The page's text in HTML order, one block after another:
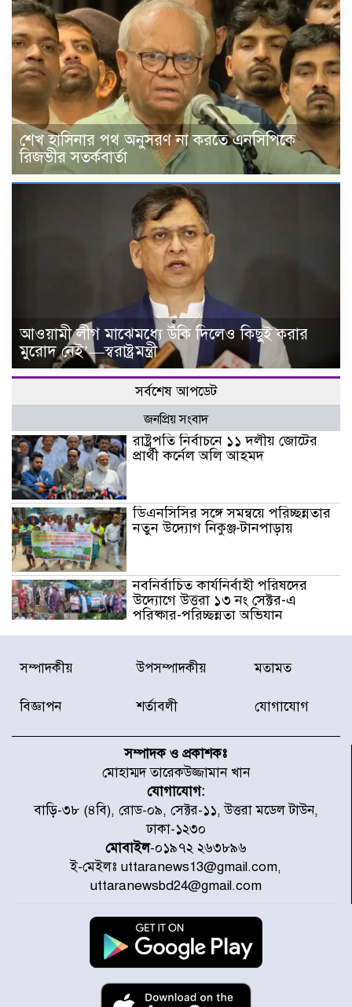
শেখ হাসিনার পথ অনুসরণ না করতে এনসিপিকে
রিজভীর সতর্কবার্তা
আওয়ামী লীগ মাঝেমধ্যে উঁকি দিলেও কিছুই করার
মুরোদ নেই’—স্বরাষ্ট্রমন্ত্রী
সর্বশেষ আপডেট
জনপ্রিয় সংবাদ
রাষ্ট্রপতি নির্বাচনে ১১ দলীয় জোটের
প্রার্থী কর্নেল অলি আহমদ
ডিএনসিসির সঙ্গে সমন্বয়ে পরিচ্ছন্নতার
নতুন উদ্যোগ নিকুঞ্জ-টানপাড়ায়
নবনির্বাচিত কার্যনির্বাহী পরিষদের
উদ্যোগে উত্তরা ১৩ নং সেক্টর-এ
পরিষ্কার-পরিচ্ছন্নতা অভিযান
ডিএমপির অভিযানে ২৪ ঘণ্টায় গ্রেপ্তার
৫০৪, উদ্ধার মাদক-অস্ত্র
সাগরে অবমুক্ত
মাতারবাড়ী পৌঁছে নির্ধারিত কর্মসূচিতে
যোগ দিয়েছেন প্রধানমন্ত্রী
জাতীয় সাংবাদিক সংস্থার পিরোজপুর
জেলা কমিটি অনুমোদন
গণঅভ্যুত্থানের তথ্য বিশ্বমিডিয়ায় পৌঁছে
দিতেন আদীব, গুমের চেষ্টা ৩ বার
সম্পাদকীয় উপসম্পাদকীয় মতামত
বিজ্ঞাপন শর্তাবলী যোগাযোগ
সম্পাদক ও প্রকাশকঃ
মোহাম্মদ তারেকউজ্জামান খান
যোগাযোগ:
বাড়ি-৩৮ (৪বি), রোড-০৯, সেক্টর-১১, উত্তরা মডেল টাউন,
ঢাকা-১২৩০
মোবাইল-০১৯৭২ ২৬৩৮৯৬
ই-মেইলঃ uttaranews13@gmail.com,
uttaranewsbd24@gmail.com